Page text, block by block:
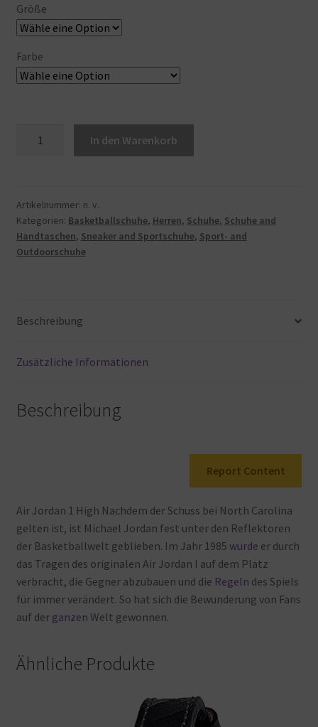
Größe
Farbe
1
High
Zoom
Sh
In den Warenkorb
Artikelnummer: n. v.
Kategorien: Basketballschuhe, Herren, Schuhe, Schuhe and
Handtaschen, Sneaker and Sportschuhe, Sport- and
Outdoorschuhe
Beschreibung
Zusätzliche Informationen
Beschreibung
Report Content
Air Jordan 1 High Nachdem der Schuss bei North Carolina
gelten ist, ist Michael Jordan fest unter den Reflektoren
der Basketballwelt geblieben. Im Jahr 1985 wurde er durch
das Tragen des originalen Air Jordan I auf dem Platz
verbracht, die Gegner abzubauen und die Regeln des Spiels
für immerverändert. So hat sich die Bewunderung von Fans
auf derganzen Welt gewonnen.
Ähnliche Produkte